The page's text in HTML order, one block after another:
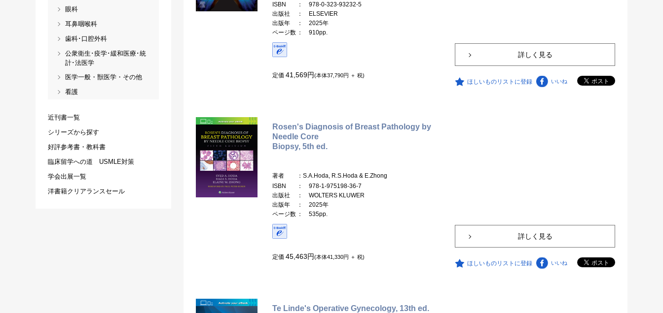
ISBN
： 978-0-323-93232-5
出版社
： ELSEVIER
出版年
： 2025年
ページ数 ： 910pp.
定価 41,569円(本体37,790円 ＋ 税)
詳しく見る
ほしいものリストに登録 いいね
Rosen's Diagnosis of Breast Pathology by
Needle Core
Biopsy, 5th ed.
著者
：S.A.Hoda, R.S.Hoda & E.Zhong
ISBN
： 978-1-975198-36-7
出版社
： WOLTERS KLUWER
出版年
： 2025年
ページ数 ： 535pp.
定価 45,463円(本体41,330円 ＋ 税)
詳しく見る
ほしいものリストに登録 いいね
Te Linde's Operative Gynecology, 13th ed.
眼科
耳鼻咽喉科
歯科･口腔外科
公衆衛生･疫学･緩和医療･統
計･法医学
医学一般・獣医学・その他
看護
近刊書一覧
シリーズから探す
好評参考書・教科書
臨床留学への道 USMLE対策
学会出展一覧
洋書籍クリアランスセール